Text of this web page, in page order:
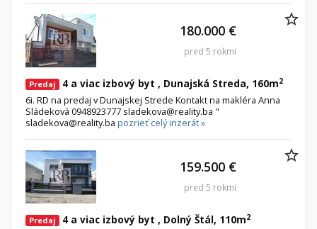
Predaj 4 a viac izbový byt , Dunajská Streda, 160m2
6i. RD na predaj v Dunajskej Strede Kontakt na makléra Anna
Sládeková 0948923777 sladekova@reality.ba "
sladekova@reality.ba pozrieť celý inzerát »
180.000 €
pred 5 rokmi
Predaj 4 a viac izbový byt , Dolný Štál, 110m2
159.500 €
pred 5 rokmi